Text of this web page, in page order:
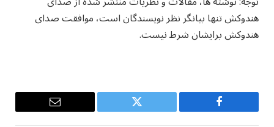
هندوکش تنها بیانگر نظر نویسندگان است، موافقت صدای
هندوکش برایشان شرط نیست.
Facebook
Twitter
Email